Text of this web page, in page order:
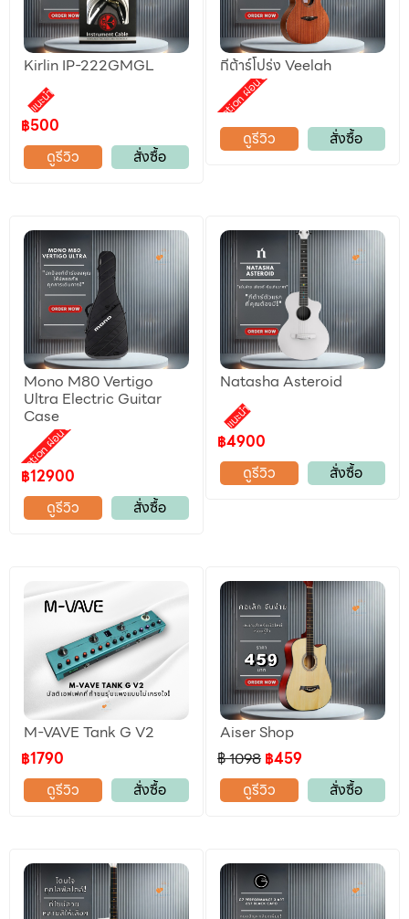
Kirlin IP-222GMGL
แนะนำ
฿500
ดูรีวิว
สั่งซื้อ
กีต้าร์โปร่ง Veelah
Promotion ผ่อน 0%
ดูรีวิว สั่งซื้อ
Mono M80 Vertigo
Ultra Electric Guitar
Case
Promotion ผ่อน 0%
฿12900
ดูรีวิว
สั่งซื้อ
Natasha Asteroid
แนะนำ
฿4900
ดูรีวิว
สั่งซื้อ
M-VAVE Tank G V2
฿1790
ดูรีวิว
สั่งซื้อ
Aiser Shop
฿ 1098 ฿459
ดูรีวิว
สั่งซื้อ